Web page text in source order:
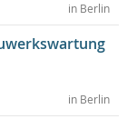
in Berlin
in Berlin